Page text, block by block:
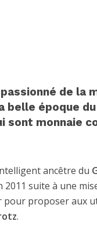
de la
belle époque
sont monnaie
ancêtre du
2011 suite à une
proposer aux
.